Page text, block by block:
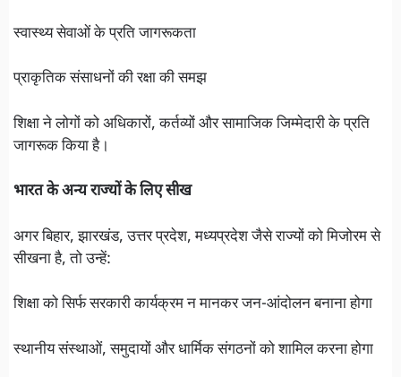
स्वास्थ्य सेवाओं के प्रति जागरूकता
प्राकृतिक संसाधनों की रक्षा की समझ
शिक्षा ने लोगों को अधिकारों, कर्तव्यों और सामाजिक जिम्मेदारी के प्रति
जागरूक किया है।
भारत के अन्य राज्यों के लिए सीख
अगर बिहार, झारखंड, उत्तर प्रदेश, मध्यप्रदेश जैसे राज्यों को मिजोरम से
सीखना है, तो उन्हें:
शिक्षा को सिर्फ सरकारी कार्यक्रम न मानकर जन-आंदोलन बनाना होगा
स्थानीय संस्थाओं, समुदायों और धार्मिक संगठनों को शामिल करना होगा